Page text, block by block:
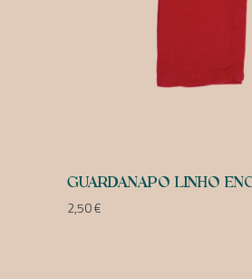
GUARDANAPO LINHO
2,50€